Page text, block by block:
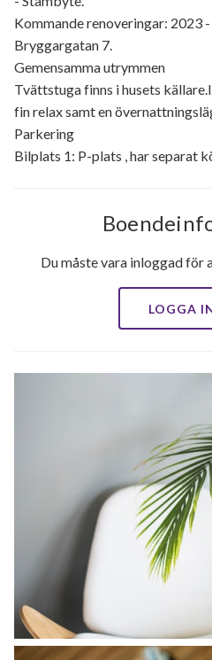
Kommande renoveringar: 2023
Bryggargatan 7.
Gemensamma utrymmen
Tvättstuga finns i husets
fin relax samt en
Parkering
Bilplats 1: P-plats , har separat
Du måste vara inloggad för
LOGGA